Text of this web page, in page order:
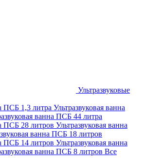
Ультразвуковые
ПСБ 1,3 литра Ультразвуковая ванна
ванна ПСБ 44 литра
ПСБ 28 литров Ультразвуковая ванна
ванна ПСБ 18 литров
ПСБ 14 литров Ультразвуковая ванна
ванна ПСБ 8 литров Все